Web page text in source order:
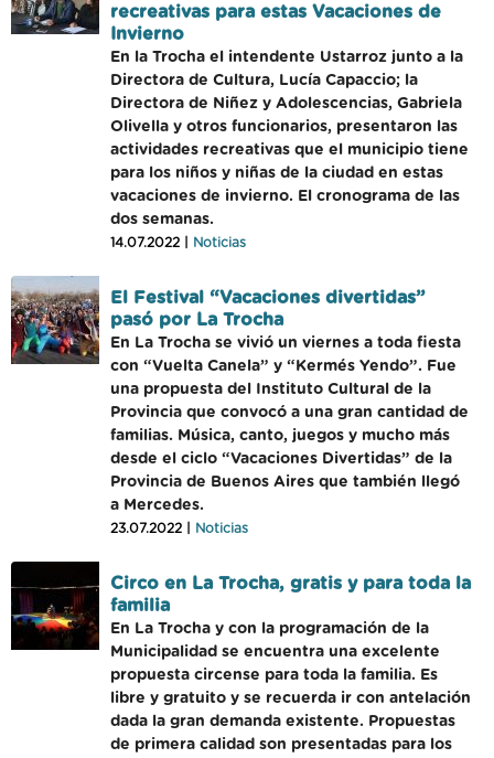
recreativas para estas Vacaciones de
Invierno
En la Trocha el intendente Ustarroz junto a la
Directora de Cultura, Lucía Capaccio; la
Directora de Niñez y Adolescencias, Gabriela
Olivella y otros funcionarios, presentaron las
actividades recreativas que el municipio tiene
para los niños y niñas de la ciudad en estas
vacaciones de invierno. El cronograma de las
dos semanas.
14.07.2022 | Noticias
El Festival “Vacaciones divertidas”
pasó por La Trocha
En La Trocha se vivió un viernes a toda fiesta
con “Vuelta Canela” y “Kermés Yendo”. Fue
una propuesta del Instituto Cultural de la
Provincia que convocó a una gran cantidad de
familias. Música, canto, juegos y mucho más
desde el ciclo “Vacaciones Divertidas” de la
Provincia de Buenos Aires que también llegó
a Mercedes.
23.07.2022 | Noticias
Circo en La Trocha, gratis y para toda la
familia
En La Trocha y con la programación de la
Municipalidad se encuentra una excelente
propuesta circense para toda la familia. Es
libre y gratuito y se recuerda ir con antelación
dada la gran demanda existente. Propuestas
de primera calidad son presentadas para los